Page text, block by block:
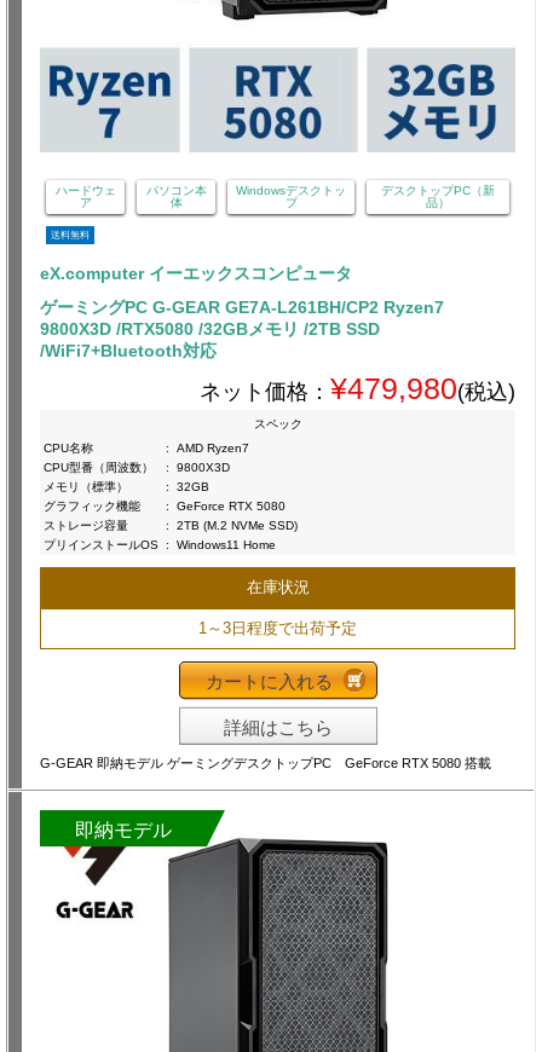
ハードウェ
ア
パソコン本
体
Windowsデスクトッ
プ
デスクトップPC（新
品）
送料無料
eX.computer イーエックスコンピュータ
ゲーミングPC G-GEAR GE7A-L261BH/CP2 Ryzen7
9800X3D /RTX5080 /32GBメモリ /2TB SSD
/WiFi7+Bluetooth対応
ネット価格： ¥479,980(税込)
スペック
CPU名称
:
AMD Ryzen7
CPU型番（周波数）
:
9800X3D
メモリ（標準）
:
32GB
グラフィック機能
:
GeForce RTX 5080
ストレージ容量
:
2TB (M.2 NVMe SSD)
プリインストールOS : Windows11 Home
在庫状況
1～3日程度で出荷予定
カートに入れる
詳細はこちら
G-GEAR 即納モデル ゲーミングデスクトップPC GeForce RTX 5080 搭載
即納モデル